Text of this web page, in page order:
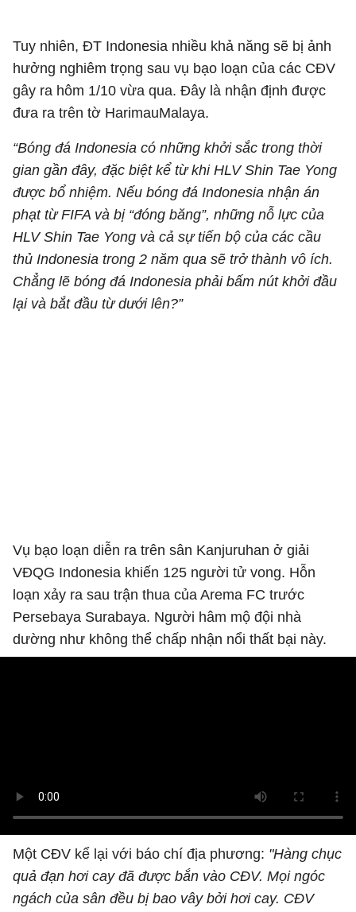
Tuy nhiên, ĐT Indonesia nhiều khả năng sẽ bị ảnh
hưởng nghiêm trọng sau vụ bạo loạn của các CĐV
gây ra hôm 1/10 vừa qua. Đây là nhận định được
đưa ra trên tờ HarimauMalaya.
“Bóng đá Indonesia có những khởi sắc trong thời
gian gần đây, đặc biệt kể từ khi HLV Shin Tae Yong
được bổ nhiệm. Nếu bóng đá Indonesia nhận án
phạt từ FIFA và bị “đóng băng”, những nỗ lực của
HLV Shin Tae Yong và cả sự tiến bộ của các cầu
thủ Indonesia trong 2 năm qua sẽ trở thành vô ích.
Chẳng lẽ bóng đá Indonesia phải bấm nút khởi đầu
lại và bắt đầu từ dưới lên?”
Vụ bạo loạn diễn ra trên sân Kanjuruhan ở giải
VĐQG Indonesia khiến 125 người tử vong. Hỗn
loạn xảy ra sau trận thua của Arema FC trước
Persebaya Surabaya. Người hâm mộ đội nhà
dường như không thể chấp nhận nổi thất bại này.
Một CĐV kể lại với báo chí địa phương: "Hàng chục
quả đạn hơi cay đã được bắn vào CĐV. Mọi ngóc
ngách của sân đều bị bao vây bởi hơi cay. CĐV